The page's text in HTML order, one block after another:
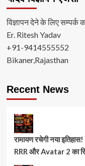
विज्ञापन देने के लिए सम्पर्क
Er. Ritesh Yadav
+91-9414555552
Bikaner,Rajasthan
Recent News
रामायण रचेगी नया
RRR और Avatar 2 का